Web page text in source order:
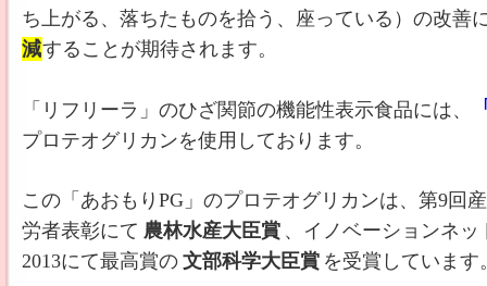
ち上がる、落ちたものを拾う、座っている）の改善
減することが期待されます。
「リフリーラ」のひざ関節の機能性表示食品には、
プロテオグリカンを使用しております。
この「あおもりPG」のプロテオグリカンは、第9回
労者表彰にて 農林水産大臣賞 、イノベーションネッ
2013にて最高賞の 文部科学大臣賞 を受賞しています